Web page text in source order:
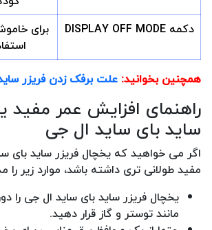
دکمه DISPLAY OFF MODE
برای
همچنین بخوانید: علت برفک زدن فریزر
راهنمای افزایش عمر مفید
ساید بای ساید ال جی
اگر می خواهید که یخچال فریزر ساید بای
مفید طولانی تری داشته باشد، موارد زیر را
یخچال فریزر ساید بای ساید ال جی را
مانند توستر و گاز قرار دهید.